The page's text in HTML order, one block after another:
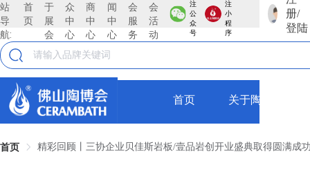
站
导
航:
首
页
于
展
会
众
中
心
商
中
心
闻
中
心
会
服
务
会
活
动
注
公
众
号
注
小
程
序
册/
登陆
首页 关于陶博会
首页 精彩回顾丨三协企业贝佳斯岩板/壹品岩创开业盛典取得圆满成